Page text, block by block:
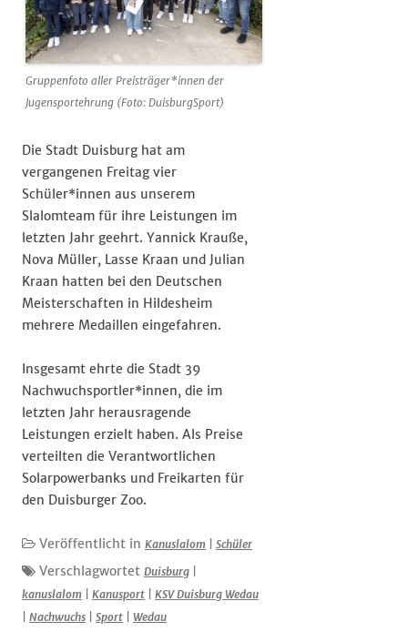
Gruppenfoto aller Preisträger*innen der
Jugensportehrung (Foto: DuisburgSport)
Die Stadt Duisburg hat am
vergangenen Freitag vier
Schüler*innen aus unserem
Slalomteam für ihre Leistungen im
letzten Jahr geehrt. Yannick Krauße,
Nova Müller, Lasse Kraan und Julian
Kraan hatten bei den Deutschen
Meisterschaften in Hildesheim
mehrere Medaillen eingefahren.
Insgesamt ehrte die Stadt 39
Nachwuchsportler*innen, die im
letzten Jahr herausragende
Leistungen erzielt haben. Als Preise
verteilten die Verantwortlichen
Solarpowerbanks und Freikarten für
den Duisburger Zoo.
Veröffentlicht in Kanuslalom Schüler
Verschlagwortet Duisburg
kanuslalom
Kanusport
KSV Duisburg Wedau
Nachwuchs Sport Wedau